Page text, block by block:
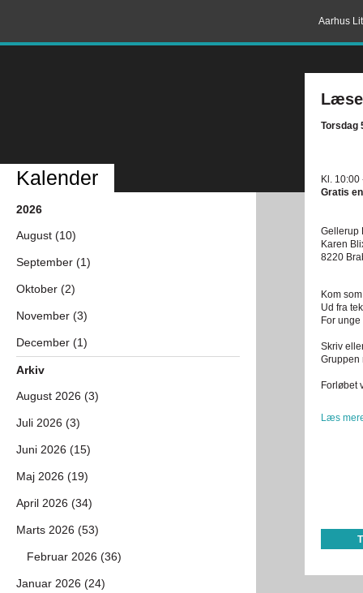
Aarhus
Torsdag
Kl. 10:00
Gratis
Gellerup
Karen
8220
Kom
Ud fra
For
Skriv
Gruppen
Forløbet
Læs
Kalender
2026
August (10)
September (1)
Oktober (2)
November (3)
December (1)
Arkiv
August 2026 (3)
Juli 2026 (3)
Juni 2026 (15)
Maj 2026 (19)
April 2026 (34)
Marts 2026 (53)
Februar 2026 (36)
Januar 2026 (24)